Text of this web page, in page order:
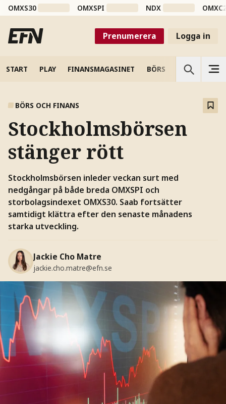
OMXS30 OMXSPI NDX
Prenumerera Logga in
START PLAY FINANSMAGASINET BÖRS VETENSKAP
BÖRS OCH FINANS
Stockholmsbörsen
stänger rött
Stockholmsbörsen inleder veckan surt med
nedgångar på både breda OMXSPI och
storbolagsindexet OMXS30. Saab fortsätter
samtidigt klättra efter den senaste månadens
starka utveckling.
Jackie Cho Matre
jackie.cho.matre@efn.se